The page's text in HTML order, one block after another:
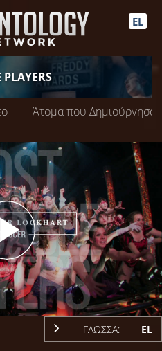
EL
Άτομα που
Play
Video
ΓΛΩΣΣΑ: EL